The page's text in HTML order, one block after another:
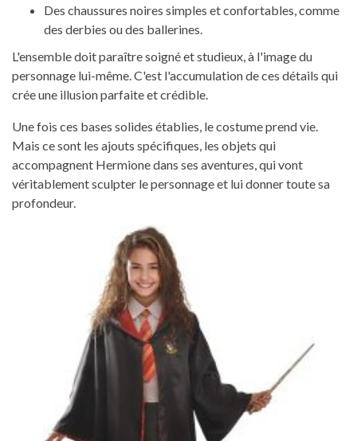
Des chaussures noires simples et confortables, comme
des derbies ou des ballerines.
L'ensemble doit paraître soigné et studieux, à l'image du
personnage lui-même. C'est l'accumulation de ces détails qui
crée une illusion parfaite et crédible.
Une fois ces bases solides établies, le costume prend vie.
Mais ce sont les ajouts spécifiques, les objets qui
accompagnent Hermione dans ses aventures, qui vont
véritablement sculpter le personnage et lui donner toute sa
profondeur.